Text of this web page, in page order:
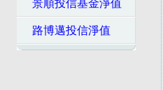
景順投信基金淨值
路博邁投信淨值